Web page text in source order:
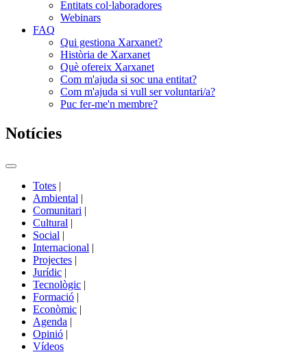
Entitats col·laboradores
Webinars
FAQ
Qui gestiona Xarxanet?
Història de Xarxanet
Què ofereix Xarxanet
Com m'ajuda si soc una entitat?
Com m'ajuda si vull ser voluntari/a?
Puc fer-me'n membre?
Notícies
Commutador
portals
Totes |
Ambiental |
Comunitari |
Cultural |
Social |
Internacional |
Projectes |
Jurídic |
Tecnològic |
Formació |
Econòmic |
Agenda |
Opinió |
Vídeos